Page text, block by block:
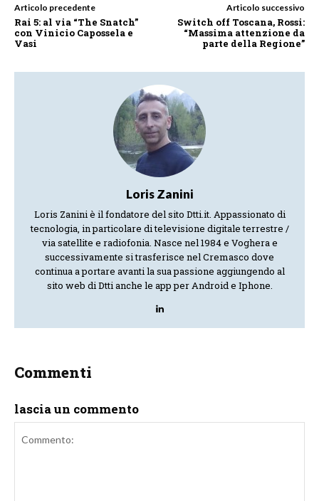
Articolo precedente
Rai 5: al via “The Snatch”
con Vinicio Capossela e
Vasi
Articolo successivo
Switch off Toscana, Rossi:
“Massima attenzione da
parte della Regione”
Loris Zanini
Loris Zanini è il fondatore del sito Dtti.it. Appassionato di
tecnologia, in particolare di televisione digitale terrestre /
via satellite e radiofonia. Nasce nel 1984 e Voghera e
successivamente si trasferisce nel Cremasco dove
continua a portare avanti la sua passione aggiungendo al
sito web di Dtti anche le app per Android e Iphone.
Commenti
lascia un commento